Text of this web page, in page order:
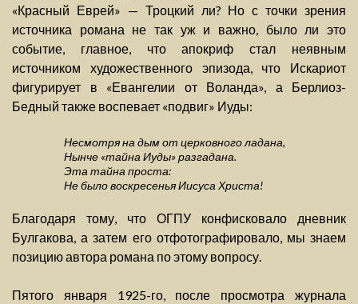
«Красный Еврей» — Троцкий ли? Но с точки зрения
источника романа не так уж и важно, было ли это
событие, главное, что апокриф стал неявным
источником художественного эпизода, что Искариот
фигурирует в «Евангелии от Воланда», а Берлиоз-
Бедный также воспевает «подвиг» Иуды:
Несмотря на дым от церковного ладана,
Нынче «тайна Иуды» разгадана.
Эта тайна проста:
Не было воскресенья Иисуса Христа!
Благодаря тому, что ОГПУ конфисковало дневник
Булгакова, а затем его отфотографировало, мы знаем
позицию автора романа по этому вопросу.
Пятого января 1925-го, после просмотра журнала